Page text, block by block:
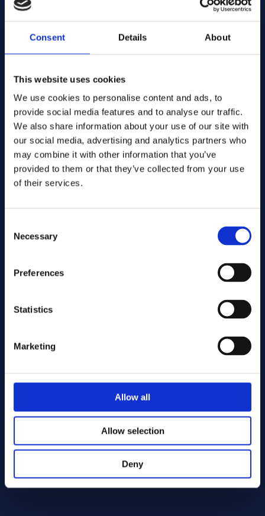
Consent Details About
This website uses cookies
We use cookies to personalise content and ads, to
provide social media features and to analyse our traffic.
We also share information about your use of our site with
our social media, advertising and analytics partners who
may combine it with other information that you’ve
provided to them or that they’ve collected from your use
of their services.
Selection
Necessary
Preferences
Statistics
Marketing
Allow all
Allow selection
Deny
Sähköpostiosoite:
Yritys Nimi:
Syötä määrä